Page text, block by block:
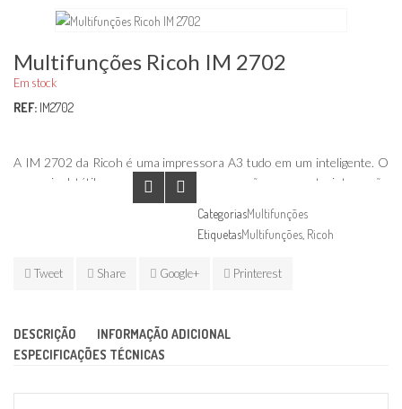
Multifunções Ricoh IM 2702
Em stock
REF: IM2702
A IM 2702 da Ricoh é uma impressora A3 tudo em um inteligente. O
seu painel tátil a cores simplifica a operação e suporta integração
cloud. O Smart Operation Panel é o ponto de acesso a um conjunto
de ferramentas de processo de trabalho. As apps inteligentes
descarregáveis como, por exemplo, a Cópia de Cartão de Identificação,
conseguem conectar-se a uma MFP e imprimir a partir de/digitalizar
exemplo DropBox™ e Sharepoint™.
CategoriasMultifunções
EtiquetasMultifunções Ricoh
Tweet Share Google+ Printerest
DESCRIÇÃO
INFORMAÇÃO ADICIONAL
ESPECIFICAÇÕES TÉCNICAS